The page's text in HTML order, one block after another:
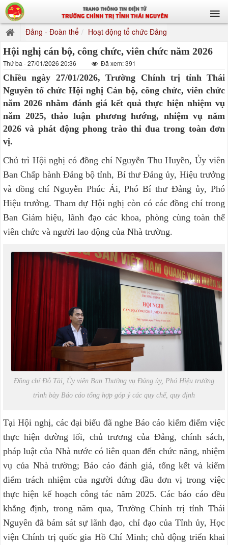
Đảng - Đoàn thể Hoạt động tổ chức Đảng
Hội nghị cán bộ, công chức, viên chức năm 2026
Thứ ba - 27/01/2026 20:36 Đã xem: 391
Chiều ngày 27/01/2026, Trường Chính trị tỉnh Thái
Nguyên tổ chức Hội nghị Cán bộ, công chức, viên chức
năm 2026 nhằm đánh giá kết quả thực hiện nhiệm vụ
năm 2025, thảo luận phương hướng, nhiệm vụ năm
2026 và phát động phong trào thi đua trong toàn đơn
vị.
Chủ trì Hội nghị có đồng chí Nguyễn Thu Huyền, Ủy viên
Ban Chấp hành Đảng bộ tỉnh, Bí thư Đảng ủy, Hiệu trưởng
và đồng chí Nguyễn Phúc Ái, Phó Bí thư Đảng ủy, Phó
Hiệu trưởng. Tham dự Hội nghị còn có các đồng chí trong
Ban Giám hiệu, lãnh đạo các khoa, phòng cùng toàn thể
viên chức và người lao động của Nhà trường.
Đồng chí Đỗ Tài, Ủy viên Ban Thường vụ Đảng ủy, Phó Hiệu trưởng
trình bày Báo cáo tổng hợp góp ý các quy chế, quy định
Tại Hội nghị, các đại biểu đã nghe Báo cáo kiểm điểm việc
thực hiện đường lối, chủ trương của Đảng, chính sách,
pháp luật của Nhà nước có liên quan đến chức năng, nhiệm
vụ của Nhà trường; Báo cáo đánh giá, tổng kết và kiểm
điểm trách nhiệm của người đứng đầu đơn vị trong việc
thực hiện kế hoạch công tác năm 2025. Các báo cáo đều
khẳng định, trong năm qua, Trường Chính trị tỉnh Thái
Nguyên đã bám sát sự lãnh đạo, chỉ đạo của Tỉnh ủy, Học
viện Chính trị quốc gia Hồ Chí Minh; chủ động triển khai